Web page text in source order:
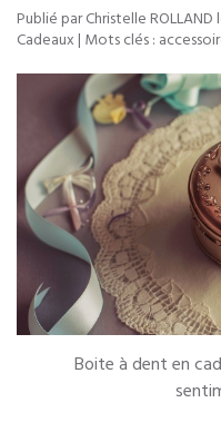
Publié par Christelle ROLLAND
Cadeaux | Mots clés :
Boite à dent en